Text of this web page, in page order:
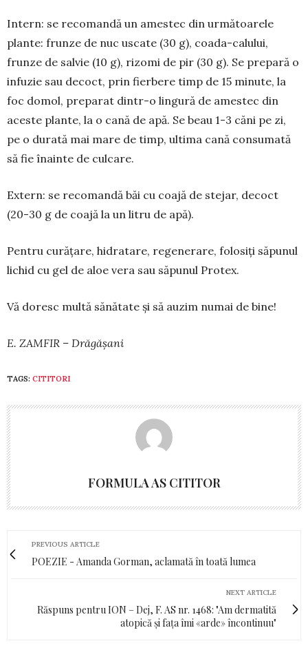
Intern: se recomandă un amestec din urmă­toarele
plante: frunze de nuc uscate (30 g), coada-calului,
frunze de salvie (10 g), rizomi de pir (30 g). Se prepară o
infuzie sau decoct, prin fierbere timp de 15 minute, la
foc do­mol, preparat dintr-o lingură de amestec din
aceste plante, la o cană de apă. Se beau 1-3 căni pe zi,
pe o durată mai mare de timp, ultima cană consumată
să fie înainte de culcare.
Extern: se recomandă băi cu coajă de stejar, decoct
(20-30 g de coajă la un litru de apă).
Pentru curățare, hidra­tare, regenerare, folosiți săpunul
lichid cu gel de aloe vera sau săpunul Protex.
Vă doresc multă sănătate și să auzim numai de bine!
E. ZAMFIR – Drăgășani
TAGS: CITITORI
FORMULA AS CITITOR
PREVIOUS ARTICLE
POEZIE - Amanda Gorman, aclamată în toată lumea
NEXT ARTICLE
Răspuns pentru ION – Dej, F. AS nr. 1468: "Am dermatită
atopică și fața îmi «arde» încontinuu"